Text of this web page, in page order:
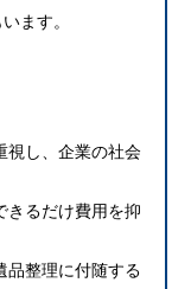
ます。
視し、企業の社会
きるだけ費用を抑
品整理に付随する